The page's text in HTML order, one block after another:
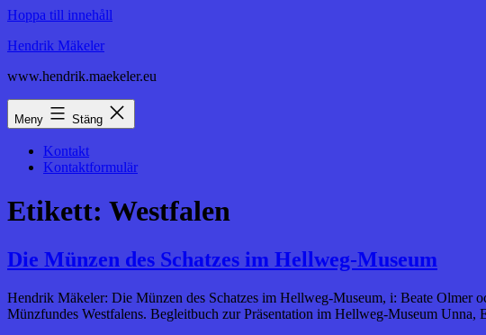
Hoppa till innehåll
Hendrik Mäkeler
www.hendrik.maekeler.eu
Meny Stäng
Kontakt
Kontaktformulär
Etikett: Westfalen
Die Münzen des Schatzes im Hellweg-Museum
Hendrik Mäkeler: Die Münzen des Schatzes im Hellweg-Museum, i: Beate Olmer
Münzfundes Westfalens. Begleitbuch zur Präsentation im Hellweg-Museum Unna,